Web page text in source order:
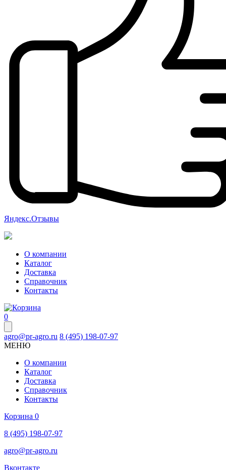
Яндекс.Отзывы
О компании
Каталог
Доставка
Справочник
Контакты
0
agro@pr-agro.ru 8 (495) 198-07-97
МЕНЮ
О компании
Каталог
Доставка
Справочник
Контакты
Корзина 0
8 (495) 198-07-97
agro@pr-agro.ru
Вконтакте